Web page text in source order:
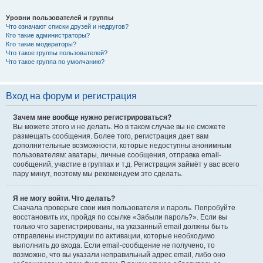
Уровни пользователей и группы
Что означают списки друзей и недругов?
Кто такие администраторы?
Кто такие модераторы?
Что такое группы пользователей?
Что такое группа по умолчанию?
Вход на форум и регистрация
Зачем мне вообще нужно регистрироваться?
Вы можете этого и не делать. Но в таком случае вы не сможете
размещать сообщения. Более того, регистрация дает вам
дополнительные возможности, которые недоступны анонимным
пользователям: аватары, личные сообщения, отправка email-
сообщений, участие в группах и т.д. Регистрация займёт у вас всего
пару минут, поэтому мы рекомендуем это сделать.
Я не могу войти. Что делать?
Сначала проверьте свои имя пользователя и пароль. Попробуйте
восстановить их, пройдя по ссылке «Забыли пароль?». Если вы
только что зарегистрированы, на указанный email должны быть
отправлены инструкции по активации, которые необходимо
выполнить до входа. Если email-сообщение не получено, то
возможно, что вы указали неправильный адрес email, либо оно